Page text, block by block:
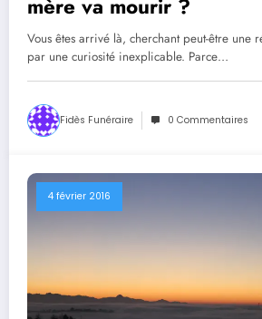
mère va mourir ?
Vous êtes arrivé là, cherchant peut-être une
par une curiosité inexplicable. Parce…
Fidès Funéraire 0 Commentaires
4 février 2016